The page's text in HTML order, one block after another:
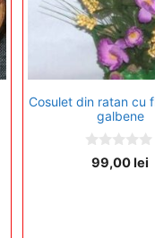
Cosulet din ratan cu
galbene
0
o99,00lei